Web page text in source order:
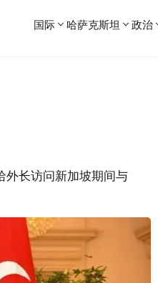
国际 哈萨克斯坦 政治
长访问新加坡期间与